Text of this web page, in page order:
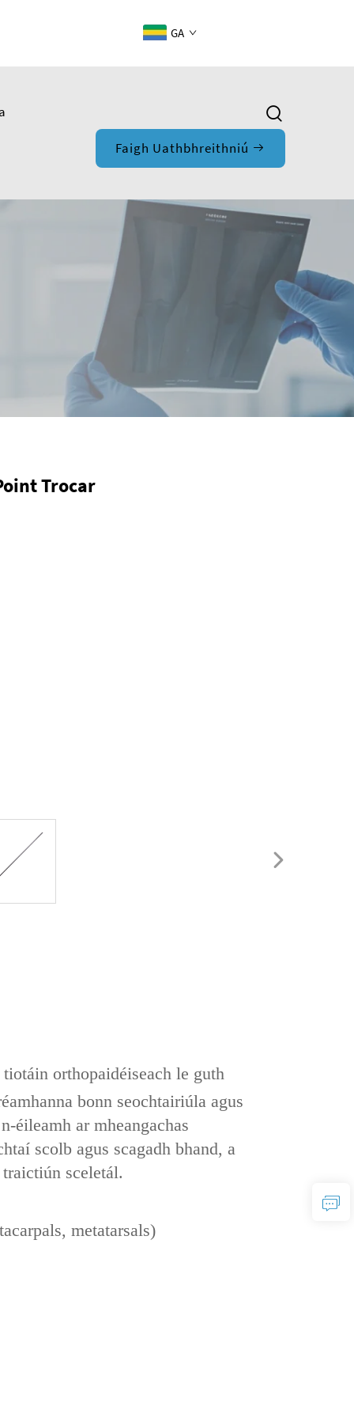
GA
Faigh Uathbhreithniú
Trocar
orthopaidéiseach le guth
bonn seochtairiúla‌ agus
éileamh ar mheangachas
scolb‌ agus ‌scagadh bhand‌, a
sceletál‌.
metatarsals)